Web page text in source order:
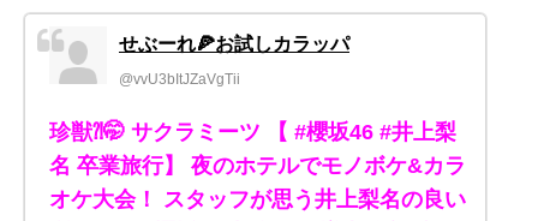
せぶーれ🍕お試しカラッパ
@vvU3bItJZaVgTii
珍獣⁈🤭 サクラミーツ 【 #櫻坂46 #井上梨
名 卒業旅行】 夜のホテルでモノボケ&カラ
オケ大会！ スタッフが思う井上梨名の良い